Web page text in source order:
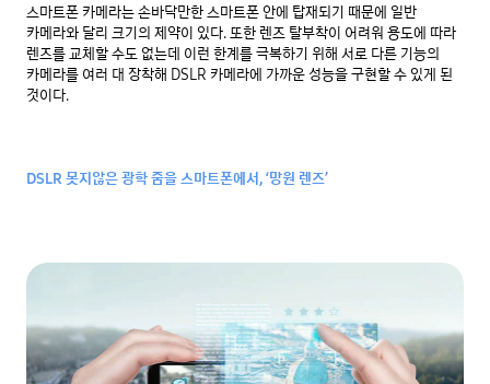
스마트폰 카메라는 손바닥만한 스마트폰 안에 탑재되기 때문에 일반
카메라와 달리 크기의 제약이 있다. 또한 렌즈 탈부착이 어려워 용도에 따라
렌즈를 교체할 수도 없는데 이런 한계를 극복하기 위해 서로 다른 기능의
카메라를 여러 대 장착해 DSLR 카메라에 가까운 성능을 구현할 수 있게 된
것이다.
DSLR 못지않은 광학 줌을 스마트폰에서, ‘망원 렌즈’